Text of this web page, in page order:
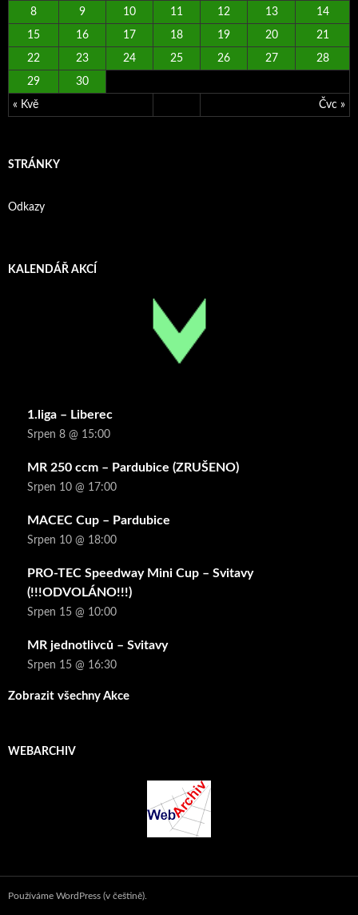
« Kvě Čvc »
8 9 10 11 12 13 14
15 16 17 18 19 20 21
22 23 24 25 26 27 28
29 30
STRÁNKY
Odkazy
KALENDÁŘ AKCÍ
1.liga – Liberec
Srpen 8 @ 15:00
MR 250 ccm – Pardubice (ZRUŠENO)
Srpen 10 @ 17:00
MACEC Cup – Pardubice
Srpen 10 @ 18:00
PRO-TEC Speedway Mini Cup – Svitavy
(!!!ODVOLÁNO!!!)
Srpen 15 @ 10:00
MR jednotlivců – Svitavy
Srpen 15 @ 16:30
Zobrazit všechny Akce
WEBARCHIV
Používáme WordPress (v češtině).